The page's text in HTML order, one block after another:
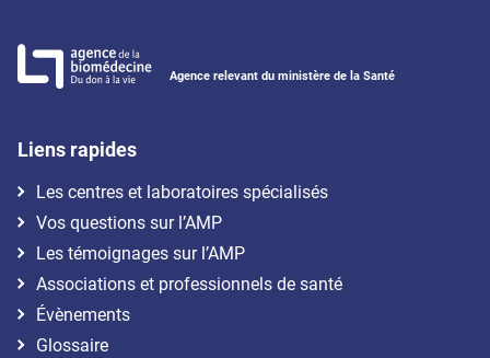
Agence relevant du ministère de la Santé
Liens rapides
Les centres et laboratoires spécialisés
Vos questions sur l’AMP
Les témoignages sur l’AMP
Associations et professionnels de santé
Évènements
Glossaire